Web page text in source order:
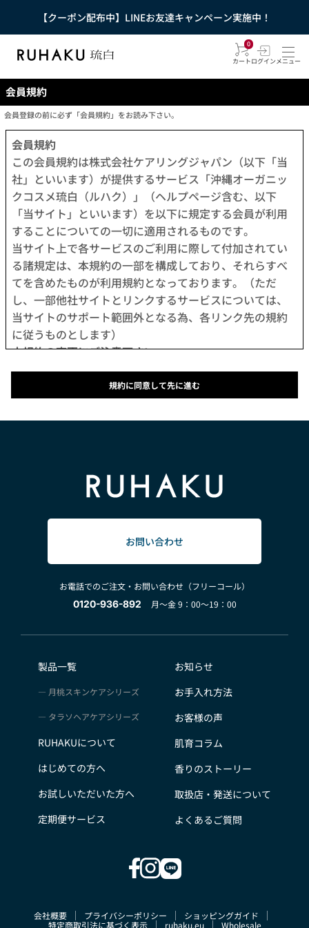
【クーポン配布中】LINEお友達キャンペーン実施中！
0
カートログインメニュー
会員規約
会員登録の前に必ず「会員規約」をお読み下さい。
会員規約
この会員規約は株式会社ケアリングジャパン（以下「当
社」といいます）が提供するサービス「沖縄オーガニッ
クコスメ琉白（ルハク）」（ヘルプページ含む、以下
「当サイト」といいます）を以下に規定する会員が利用
することについての一切に適用されるものです。
当サイト上で各サービスのご利用に際して付加されてい
る諸規定は、本規約の一部を構成しており、それらすべ
てを含めたものが利用規約となっております。（ただ
し、一部他社サイトとリンクするサービスについては、
当サイトのサポート範囲外となる為、各リンク先の規約
に従うものとします）
本規約の変更にご注意下さい
1. 当社は、会員の了承を得ることなく本規約を随時変更
することができるものとし、会員はこれを承諾します。
2. 前項の変更については、当サイト上に1ヵ月間表示した
時点で、全ての会員が了承したものとみなします。
合、当社は、会員に対し随時必要な事項を通知します。
2. 前項の通知は、当サイト上に表示した時点で全ての会
会員登録について
当サイトにおいてのご購入は、「会員登録をして購入」
か「会員登録せずに購入」のどちらでも可能です。
※ログインには、会員登録時に入力したメールアドレス
およびパスワードが必要になります。
号、購入履歴などの大切な個人情報がネットサーバ上に
管理するものとし、法令などにより開示が求められる場
合を除き、開示しないものとします。
合があります。
お客様からの会員登録を承認しない場合
録した場合や、本人以外の第三者の会員登録をした場
合、過去に会員除名処分を受けたことがある場合など、
また一度承認した会員であっても前述のいずれかである
個人利用以外に転用、商用することを禁止します
規約に同意して先に進む
お問い合わせ
お電話でのご注文・お問い合わせ（フリーコール）
0120-936-892
月～金 9：00～19：00
製品一覧
月桃スキンケアシリーズ
タラソヘアケアシリーズ
RUHAKUについて
はじめての方へ
お試しいただいた方へ
定期便サービス
お知らせ
お手入れ方法
お客様の声
肌育コラム
香りのストーリー
取扱店・発送について
よくあるご質問
会社概要 プライバシーポリシー
ショッピングガイド
特定商取引法に基づく表示
ruhaku.eu Wholesale